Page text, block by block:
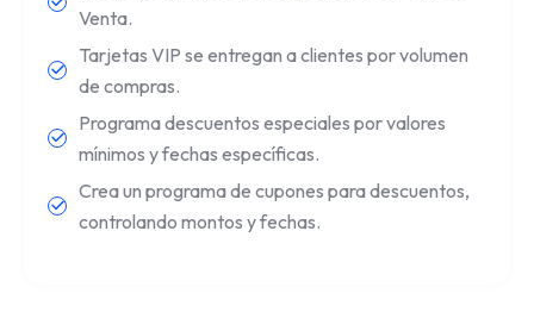
Venta.
Tarjetas VIP se entregan a clientes por volumen
de compras.
Programa descuentos especiales por valores
mínimos y fechas específicas.
Crea un programa de cupones para descuentos,
controlando montos y fechas.